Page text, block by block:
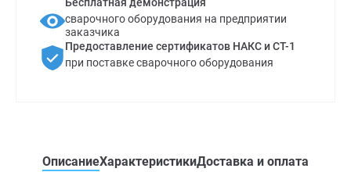
сварочного оборудования на предприятии
заказчика
Предоставление сертификатов НАКС и СТ-1
при поставке сварочного оборудования
ОписаниеХарактеристикиДоставка и оплата